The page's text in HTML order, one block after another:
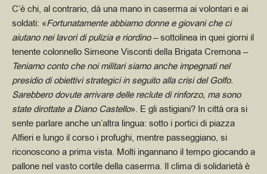
C’è chi, al contrario, dà una mano in caserma ai volontari e ai
soldati: «Fortunatamente abbiamo donne e giovani che ci
aiutano nei lavori di pulizia e riordino– sottolinea in quei giorni il
tenente colonnello Simeone Visconti della Brigata Cremona –
Teniamo conto che noi militari siamo anche impegnati nel
presidio di obiettivi strategici in seguito alla crisi del Golfo.
Sarebbero dovute arrivare delle reclute di rinforzo, ma sono
state dirottate a Diano Castello». E gli astigiani? In città ora si
sente parlare anche un’altra lingua: sotto i portici di piazza
Alfieri e lungo il corso i profughi, mentre passeggiano, si
riconoscono a prima vista. Molti ingannano il tempo giocando a
pallone nel vasto cortile della caserma. Il clima di solidarietà è